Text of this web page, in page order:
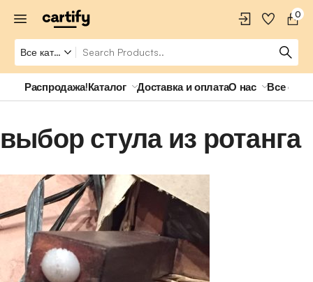
0
Распродажа!Каталог Доставка и оплатаО нас Все о
выбор стула из ротанга